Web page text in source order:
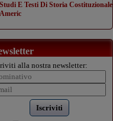
Studi E Testi Di Storia Costituzionale
Americ
alla nostra newsletter:
Iscriviti